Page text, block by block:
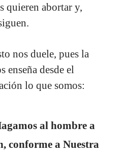
quieren abortar y,
nos duele, pues la
enseña desde el
lo que somos:
al hombre a
conforme a Nuestra